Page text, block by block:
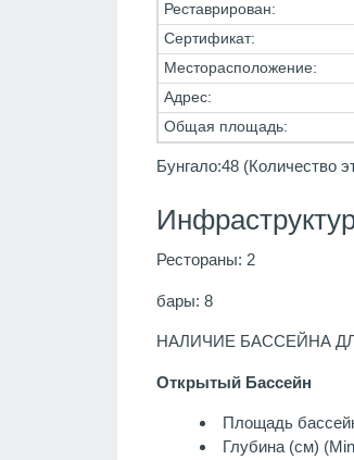
Реставрирован:
Сертификат:
Месторасположение:
Адрес:
Общая площадь:
Бунгало:48 (Количество
Рестораны: 2
бары: 8
НАЛИЧИЕ БАССЕЙНА
Открытый Бассейн
Площадь
Глубина (см)